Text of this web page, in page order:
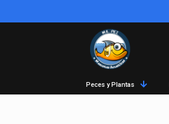
Peces y Plantas